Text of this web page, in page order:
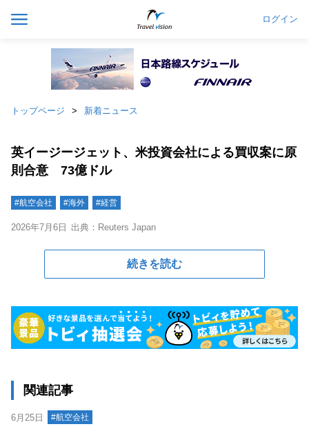
ログイン
トップページ 新着ニュース
英イージージェット、米投資会社による買収案に原
則合意 73億ドル
#航空会社 #海外 #経営
2026年7月6日 出典：Reuters Japan
続きを読む
関連記事
6月25日 #航空会社